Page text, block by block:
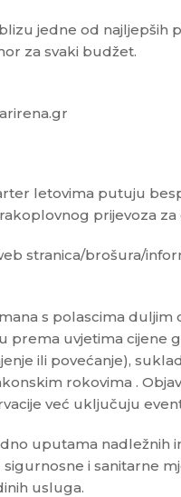
jedne od najljepših
za svaki budžet.
letovima putuju
prijevoza za
stranica/brošura/
s polascima duljim
prema uvjetima cijene
ili povećanje),
rokovima .
već uključuju
uputama nadležnih
i sanitarne
usluga.